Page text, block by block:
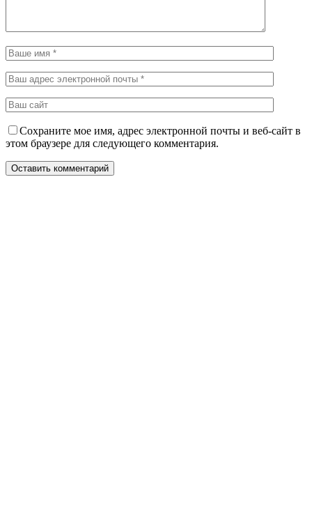
Сохраните мое имя, адрес электронной почты и веб-сайт в
этом браузере для следующего комментария.